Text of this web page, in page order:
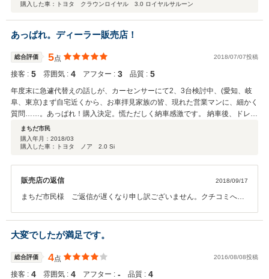
ったです。山梨ではこの色のクラウンは、見たこと無いので、とても気にい
へ夫婦で、車で行く事が出来て良かったです。ありがとうございました。
購入した車：トヨタ クラウンロイヤル 3.0 ロイヤルサルーン
あっぱれ。ディーラー販売店！
総合評価 5点 2018/07/07投稿
接客 : 5 雰囲気 : 4 アフター : 3 品質 : 5
年度末に急遽代替えの話しが、カーセンサーにて2、3台検討中、(愛知、岐
阜、東京)まず自宅近くから、お車拝見家族の皆、現れた営業マンに、細かく
質問……。あっぱれ！購入決定。慌ただしく納車感激です。 納車後、ドレス
アプ始まり。 ピッカピ館最高！ドライブレコーダーディーラー取り付け噂ま
じ悪戦苦闘。 営業マンの怖い話しまじ当たり、中古車を購入する人の気持ち
大切。 今井営業マン あっぱれ。ラゲッジボックス滋賀県に……ぁった。
まちだ市民
購入年月： 2018/03
購入した車：トヨタ ノア 2.0 Si
販売店の返信 2018/09/17
まちだ市民様 ご返信が遅くなり申し訳ございません。クチコミへの
で、お困りのことがございましたらお気軽にご相談ください。今後と
もよろしくお願いいたします。
大変でしたが満足です。
総合評価 4点 2016/08/08投稿
接客 : 4 雰囲気 : 4 アフター : ‐ 品質 : 4